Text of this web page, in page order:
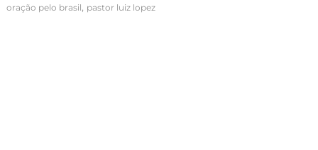
oração pelo brasil, pastor luiz lopez